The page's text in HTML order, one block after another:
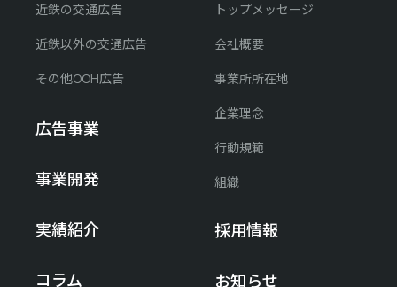
近鉄の交通広告
近鉄以外の交通広告
その他OOH広告
広告事業
事業開発
実績紹介
コラム
トップメッセージ
会社概要
事業所所在地
企業理念
行動規範
組織
採用情報
お知らせ